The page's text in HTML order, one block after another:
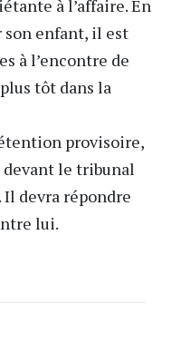
à l’affaire. En
son enfant, il est
à l’encontre de
tôt dans la
provisoire,
devant le tribunal
devra répondre
lui.